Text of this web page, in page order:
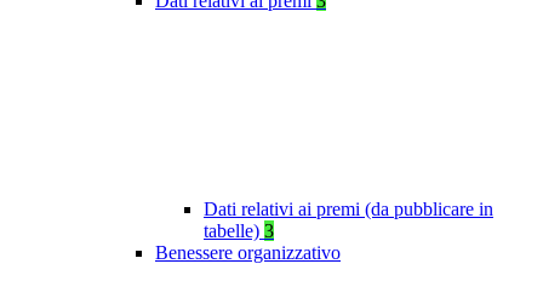
Dati relativi ai premi (da pubblicare in
tabelle) 3
Benessere organizzativo